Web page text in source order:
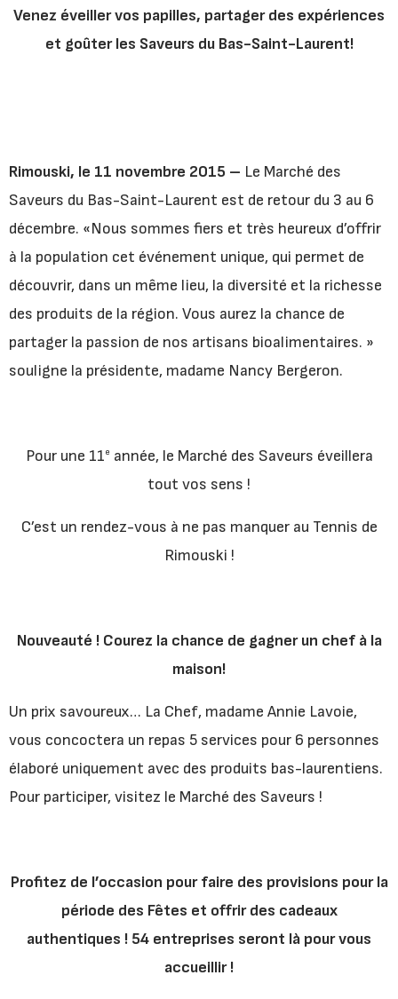
Venez éveiller vos papilles, partager des expériences
et goûter les Saveurs du Bas-Saint-Laurent!
Rimouski, le 11 novembre 2015 – Le Marché des
Saveurs du Bas-Saint-Laurent est de retour du 3 au 6
décembre. «Nous sommes fiers et très heureux d’offrir
à la population cet événement unique, qui permet de
découvrir, dans un même lieu, la diversité et la richesse
des produits de la région. Vous aurez la chance de
partager la passion de nos artisans bioalimentaires. »
souligne la présidente, madame Nancy Bergeron.
Pour une 11e année, le Marché des Saveurs éveillera
tout vos sens !
C’est un rendez-vous à ne pas manquer au Tennis de
Rimouski !
Nouveauté ! Courez la chance de gagner un chef à la
maison!
Un prix savoureux… La Chef, madame Annie Lavoie,
vous concoctera un repas 5 services pour 6 personnes
élaboré uniquement avec des produits bas-laurentiens.
Pour participer, visitez le Marché des Saveurs !
Profitez de l’occasion pour faire des provisions pour la
période des Fêtes et offrir des cadeaux
authentiques ! 54 entreprises seront là pour vous
accueillir !